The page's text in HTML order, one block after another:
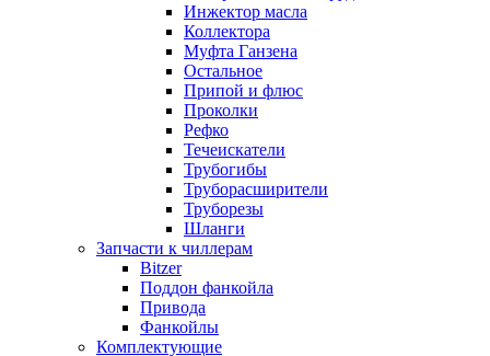
Инжектор масла
Коллектора
Муфта Ганзена
Остальное
Припой и флюс
Проколки
Рефко
Течеискатели
Трубогибы
Труборасширители
Труборезы
Шланги
Запчасти к чиллерам
Bitzer
Поддон фанкойла
Привода
Фанкойлы
Комплектующие